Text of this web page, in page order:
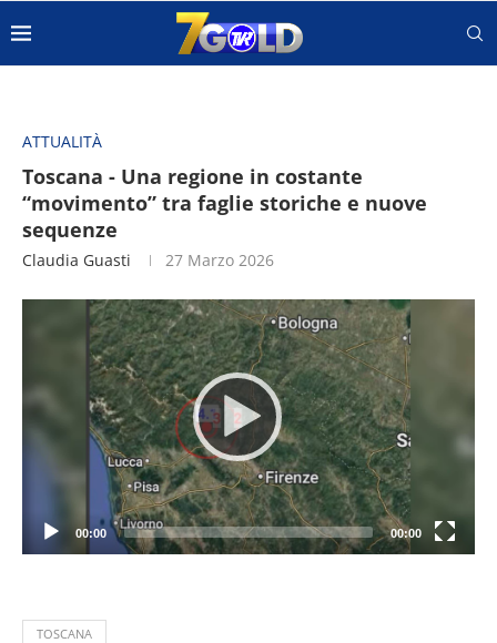
ATTUALITÀ
Toscana - Una regione in costante
“movimento” tra faglie storiche e nuove
sequenze
Claudia Guasti 27 Marzo 2026
00:00 00:00
TOSCANA